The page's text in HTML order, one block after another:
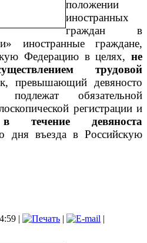
положении
иностранных
граждан в
иностранные граждане,
Федерацию в целях, не
трудовой
превышающий девяносто
обязательной
регистрации и
в течение девяноста
дня въезда в Российскую
| |
|